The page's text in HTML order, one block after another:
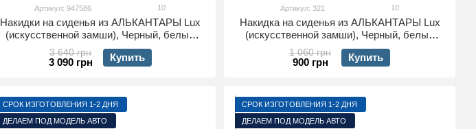
Артикул: 947586 10
Накидки на сиденья из АЛЬКАНТАРЫ Lux
(искусственной замши), Черный, белые
соты. Премиум+. Полный комплект
3 640 грн
3 090 грн Купить
Артикул: 321 10
Накидка на сиденья из АЛЬКАНТАРЫ Lux
(искусственной замши), Черный, белые
соты. Премиум+. 1 передняя
1 060 грн
900 грн Купить
СРОК ИЗГОТОВЛЕНИЯ 1-2 ДНЯ
ДЕЛАЕМ ПОД МОДЕЛЬ АВТО
СРОК ИЗГОТОВЛЕНИЯ 1-2 ДНЯ
ДЕЛАЕМ ПОД МОДЕЛЬ АВТО